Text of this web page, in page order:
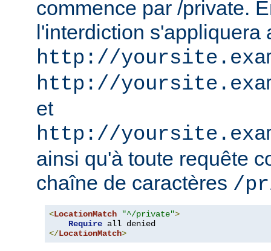
commence par /private.
l'interdiction s'appliquera
http://
http://
et
http://
ainsi qu'à toute requête
chaîne de caractères /
<LocationMatch "^/private">
Require
</LocationMatch>